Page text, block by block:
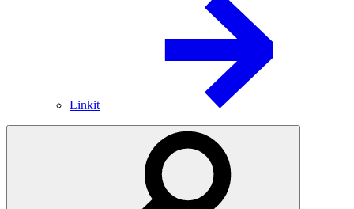
Linkit